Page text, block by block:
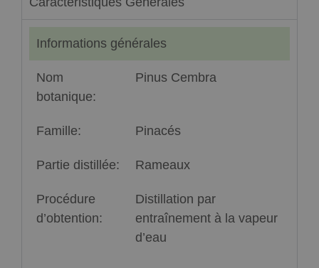
Informations générales
Nom
botanique:
Pinus Cembra
Famille: Pinacés
Partie distillée: Rameaux
Procédure
d’obtention:
Distillation par
entraînement à la vapeur
d’eau